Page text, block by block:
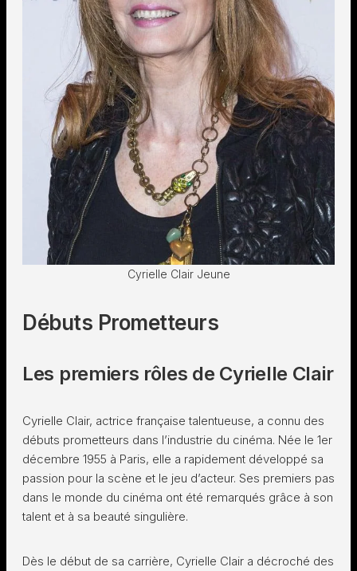
Cyrielle Clair Jeune
Débuts Prometteurs
Les premiers rôles de Cyrielle Clair
Cyrielle Clair, actrice française talentueuse, a connu des
débuts prometteurs dans l’industrie du cinéma. Née le 1er
décembre 1955 à Paris, elle a rapidement développé sa
passion pour la scène et le jeu d’acteur. Ses premiers pas
dans le monde du cinéma ont été remarqués grâce à son
talent et à sa beauté singulière.
Dès le début de sa carrière, Cyrielle Clair a décroché des